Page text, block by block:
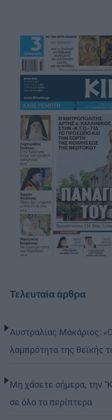
Τελευταία άρθρα
Αυστραλίας Μακάριος:
λαμπρότητα της θεϊκής
Μη χάσετε σήμερα, την
σε όλα τα περίπτερα